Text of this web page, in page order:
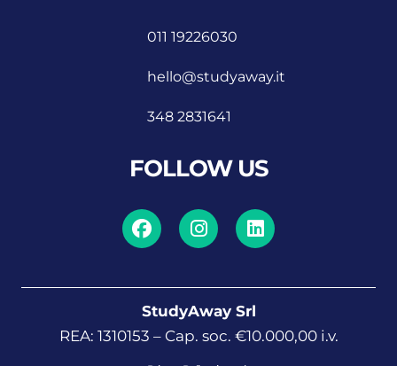
011 19226030
hello@studyaway.it
348 2831641
FOLLOW US
StudyAway Srl
REA: 1310153 – Cap. soc. €10.000,00 i.v.